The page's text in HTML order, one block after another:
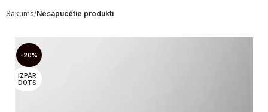
Sākums Nesapucētie produkti
-20%
IZPĀR
DOTS